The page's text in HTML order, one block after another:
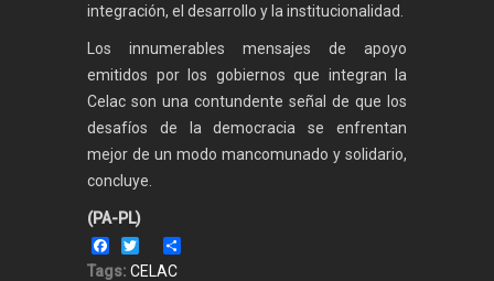
integración, el desarrollo y la institucionalidad.
Los innumerables mensajes de apoyo
emitidos por los gobiernos que integran la
Celac son una contundente señal de que los
desafíos de la democracia se enfrentan
mejor de un modo mancomunado y solidario,
concluye.
(PA-PL)
Facebook
Twitter
Tags: CELAC